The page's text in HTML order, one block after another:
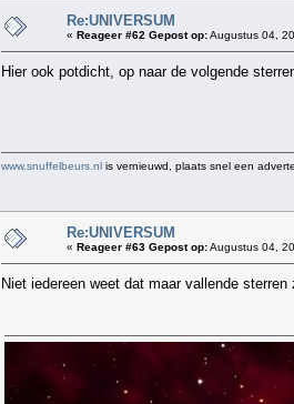
Re:UNIVERSUM
« Reageer #62 Gepost op:Augustus 04,
Hier ook potdicht, op naar de volgende
www.snuffelbeurs.nl is vernieuwd, plaats snel een
Re:UNIVERSUM
« Reageer #63 Gepost op:Augustus 04,
Niet iedereen weet dat maar vallende